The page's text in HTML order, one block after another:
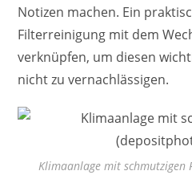
Notizen machen. Ein
Filterreinigung mit dem
verknüpfen, um diesen
nicht zu vernachlässigen.
Klimaanlage mit schmutzigen